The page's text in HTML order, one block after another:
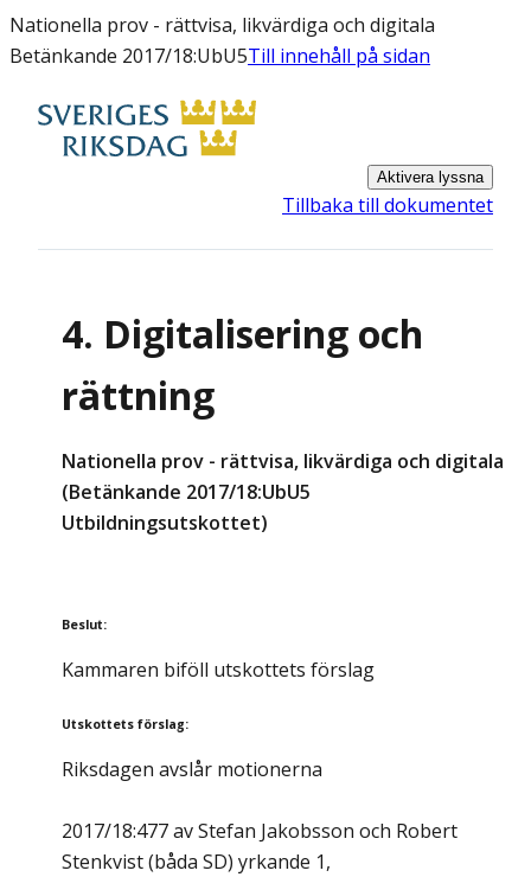
Nationella prov - rättvisa, likvärdiga och digitala
Betänkande 2017/18:UbU5Till innehåll på sidan
Aktivera lyssna
Tillbaka till dokumentet
4. Digitalisering och
rättning
Nationella prov - rättvisa, likvärdiga och digitala
(Betänkande 2017/18:UbU5
Utbildningsutskottet)
Beslut:
Kammaren biföll utskottets förslag
Utskottets förslag:
Riksdagen avslår motionerna
2017/18:477 av Stefan Jakobsson och Robert
Stenkvist (båda SD) yrkande 1,